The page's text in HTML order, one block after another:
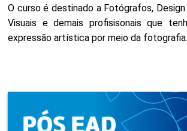
O curso é destinado a Fotógrafos,
Visuais e demais profisisonais que
expressão artística por meio da fotografia.